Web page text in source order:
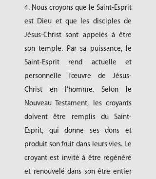
4. Nous croyons que le Saint-Esprit
est Dieu et que les disciples de
Jésus-Christ sont appelés à être
son temple. Par sa puissance, le
Saint-Esprit rend actuelle et
personnelle l’œuvre de Jésus-
Christ en l’homme. Selon le
Nouveau Testament, les croyants
doivent être remplis du Saint-
Esprit, qui donne ses dons et
produit son fruit dans leurs vies. Le
croyant est invité à être régénéré
et renouvelé dans son être entier